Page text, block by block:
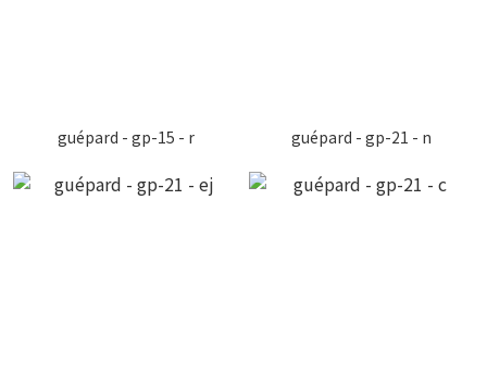
guépard - gp-15 - r guépard - gp-21 - n